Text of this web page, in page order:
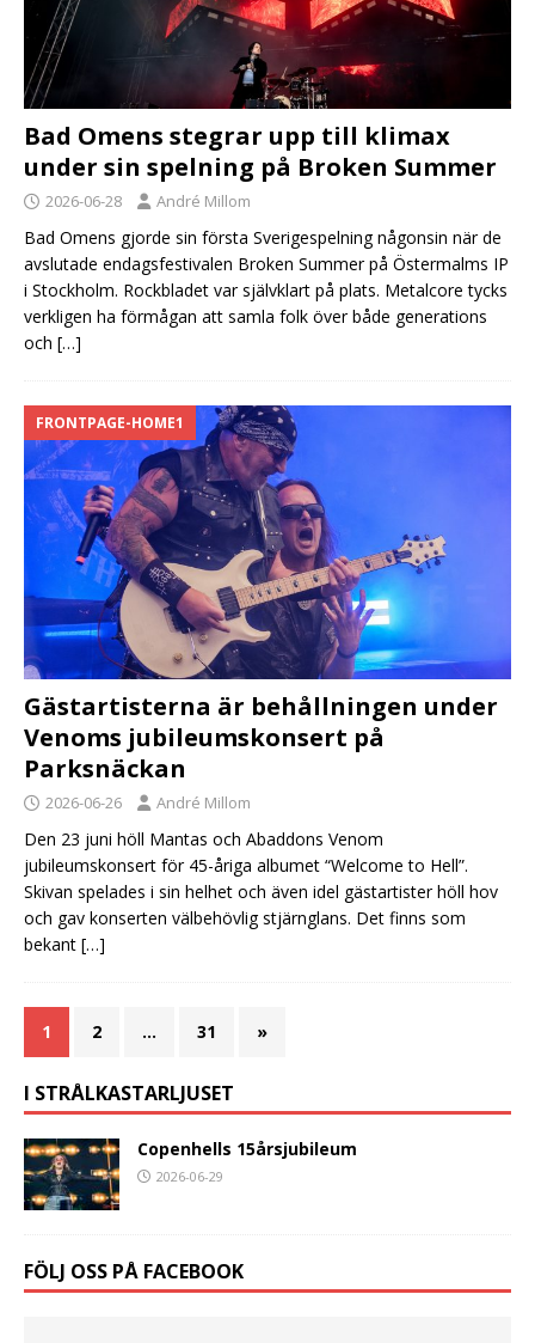
Bad Omens stegrar upp till klimax
under sin spelning på Broken Summer
2026-06-28 André Millom
Bad Omens gjorde sin första Sverigespelning någonsin när de
avslutade endagsfestivalen Broken Summer på Östermalms IP
i Stockholm. Rockbladet var självklart på plats. Metalcore tycks
verkligen ha förmågan att samla folk över både generations
och […]
FRONTPAGE-HOME1
Gästartisterna är behållningen under
Venoms jubileumskonsert på
Parksnäckan
2026-06-26 André Millom
Den 23 juni höll Mantas och Abaddons Venom
jubileumskonsert för 45-åriga albumet “Welcome to Hell”.
Skivan spelades i sin helhet och även idel gästartister höll hov
och gav konserten välbehövlig stjärnglans. Det finns som
bekant […]
1 2 … 31 »
I STRÅLKASTARLJUSET
Copenhells 15årsjubileum
2026-06-29
FÖLJ OSS PÅ FACEBOOK